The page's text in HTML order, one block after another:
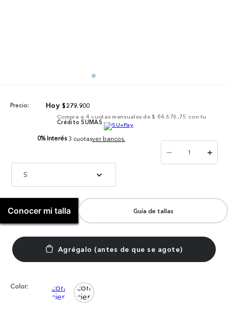
Precio: $279. 900
Compra a 4 cuotas mensuales de $ 84.676,75 con tu
Crédito SUMAS
0% Interés 3 cuotasver bancos.
S
＋
－
Conocer mi talla Guía de tallas
Color: